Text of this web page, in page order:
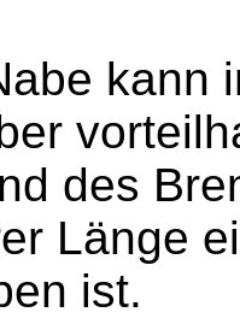
kann
des
Länge
ist.